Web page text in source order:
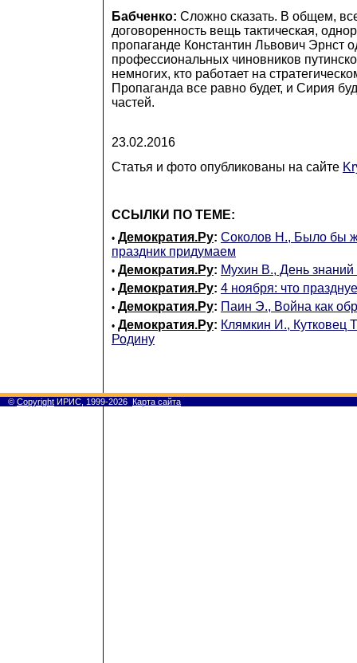
Бабченко: Сложно сказать. В общем,
договоренность вещь тактическая,
пропаганде Константин Львович Эрнст
профессиональных чиновников
немногих, кто работает на
Пропаганда все равно будет, и Сирия
частей.
23.02.2016
Статья и фото опубликованы на сайте
ССЫЛКИ ПО ТЕМЕ:
• Демократия.Ру: Соколов Н., Было бы
праздник придумаем
• Демократия.Ру: Мухин В., День знаний
• Демократия.Ру: 4 ноября: что
• Демократия.Ру: Паин Э., Война как
• Демократия.Ру: Клямкин И., Кутковец
Родину
© Copyright ИРИС, 1999-2026 Карта сайта